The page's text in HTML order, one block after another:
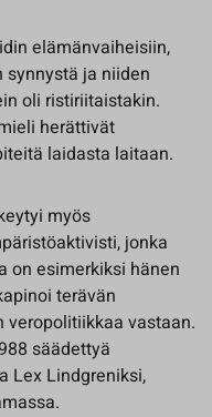
elämänvaiheisiin,
synnystä ja niiden
oli ristiriitaistakin.
herättivät
laidasta laitaan.
myös
jonka
on esimerkiksi hänen
terävän
vastaan.
säädettyä
Lex Lindgreniksi,